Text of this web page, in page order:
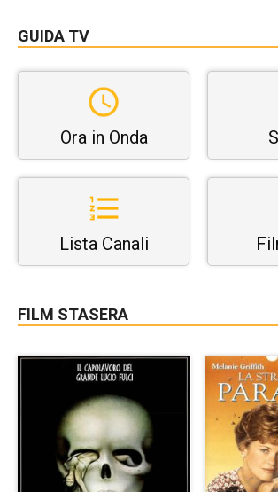
GUIDA TV
Ora in Onda
Lista Canali
FILM STASERA